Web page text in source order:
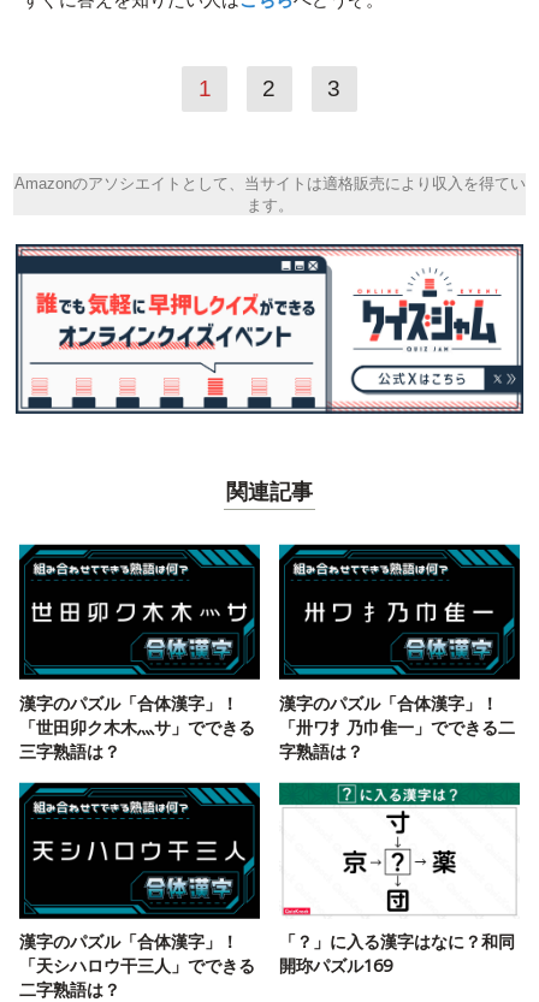
1 2 3
Amazonのアソシエイトとして、当サイトは適格販売により収入を得てい
ます。
関連記事
漢字のパズル「合体漢字」！
「世田卯ク木木灬サ」でできる
三字熟語は？
漢字のパズル「合体漢字」！
「卅ワ扌乃巾隹一」でできる二
字熟語は？
漢字のパズル「合体漢字」！
「天シハロウ干三人」でできる
二字熟語は？
「？」に入る漢字はなに？和同
開珎パズル169